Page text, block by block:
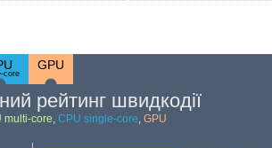
core
GPU
рейтинг швидкодії
multi-core, CPU single-core, GPU